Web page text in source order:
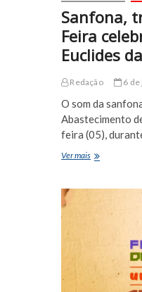
Sanfona,
Feira
Euclides
Redação 6
O som da
Abastecimento
feira (05),
Ver maisSanfona,
Forró
nordestina